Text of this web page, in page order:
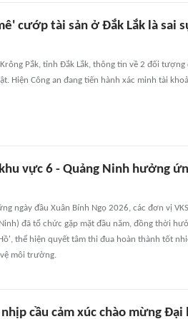
cướp tài sản ở Đắk Lắk là sai
Pắk, tỉnh Đắk Lắk, thông tin về 2 đối
Hiện Công an đang tiến hành xác minh tài
vực 6 - Quảng Ninh hưởng
ngày đầu Xuân Bính Ngọ 2026, các đơn vị
đã tổ chức gặp mặt đầu năm, đồng thời
thể hiện quyết tâm thi đua hoàn thành tốt
môi trường.
cầu cảm xúc chào mừng Đại